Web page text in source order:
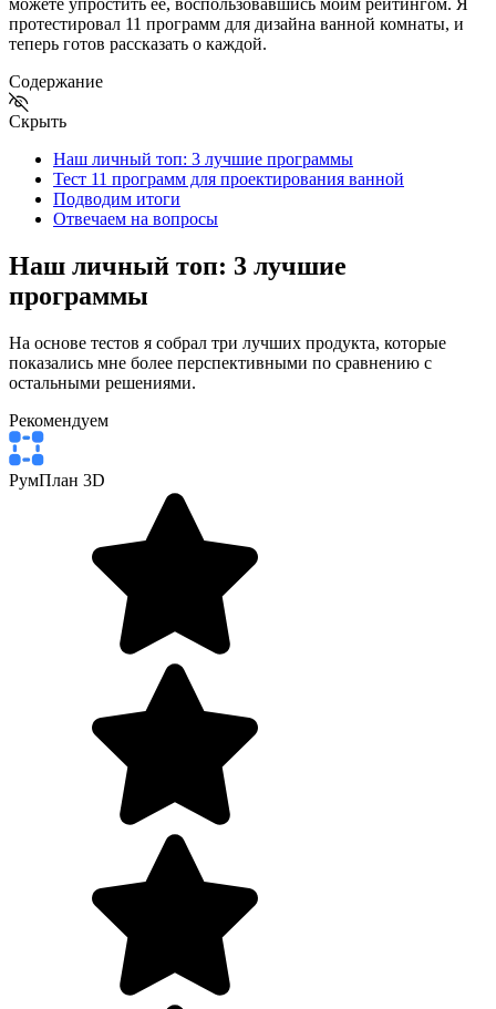
протестировал 11 программ для дизайна ванной комнаты, и
теперь готов рассказать о каждой.
Содержание
Скрыть
Наш личный топ: 3 лучшие программы
Тест 11 программ для проектирования ванной
Подводим итоги
Отвечаем на вопросы
Наш личный топ: 3 лучшие
программы
На основе тестов я собрал три лучших продукта, которые
показались мне более перспективными по сравнению с
остальными решениями.
Рекомендуем
РумПлан 3D